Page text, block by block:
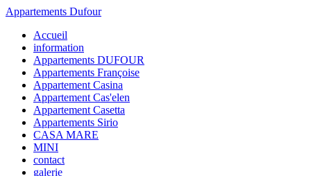
Appartements Dufour
Accueil
information
Appartements DUFOUR
Appartements Françoise
Appartement Casina
Appartement Cas'elen
Appartement Casetta
Appartements Sirio
CASA MARE
MINI
contact
galerie